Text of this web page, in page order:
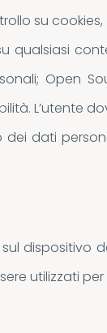
su
qualsiasi
Open
L’utente
dati
dispositivo
utilizzati